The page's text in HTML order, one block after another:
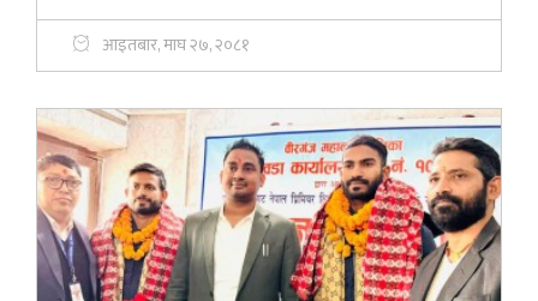
आइतबार, माघ २७, २०८१